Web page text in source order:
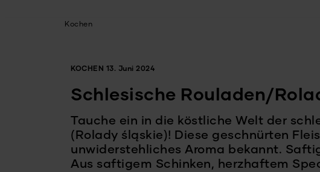
Kochen
KOCHEN 13. Juni 2024
Schlesische Rouladen/
Tauche ein in die köstliche Welt der
(Rolady śląskie)! Diese geschnürten
unwiderstehliches Aroma bekannt.
Aus saftigem Schinken, herzhaftem